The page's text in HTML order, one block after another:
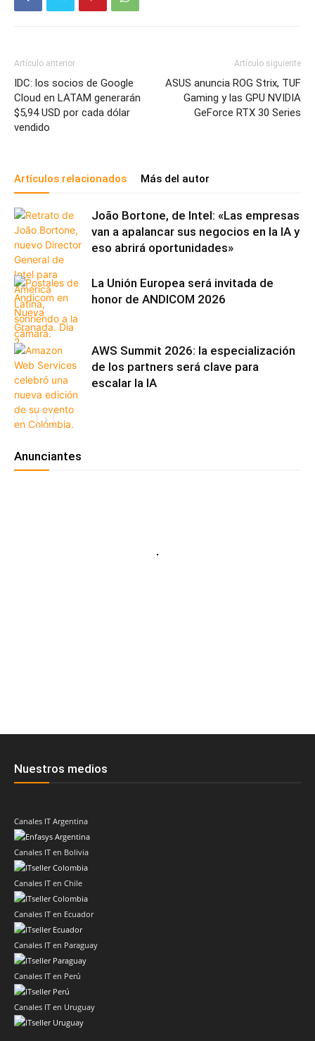
Artículo anterior
IDC: los socios de Google
Cloud en LATAM generarán
$5,94 USD por cada dólar
vendido
Artículo siguiente
ASUS anuncia ROG Strix, TUF
Gaming y las GPU NVIDIA
GeForce RTX 30 Series
Artículos relacionados Más del autor
João Bortone, de Intel: «Las empresas
van a apalancar sus negocios en la IA y
eso abrirá oportunidades»
La Unión Europea será invitada de
honor de ANDICOM 2026
AWS Summit 2026: la especialización
de los partners será clave para
escalar la IA
Anunciantes
Nuestros medios
Canales IT Argentina
Canales IT en Bolivia
Canales IT en Chile
Canales IT en Ecuador
Canales IT en Paraguay
Canales IT en Perú
Canales IT en Uruguay